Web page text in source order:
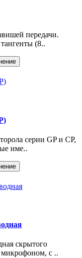
передачи.
(8..
серии GP и CP,
име..
скрытого
с ..